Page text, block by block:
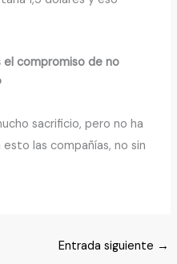
compromiso de no
sacrificio, pero no ha
las compañías, no sin
Entrada siguiente →